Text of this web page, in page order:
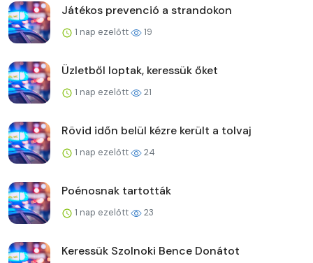
Játékos prevenció a strandokon
1 nap ezelőtt 19
Üzletből loptak, keressük őket
1 nap ezelőtt 21
Rövid időn belül kézre került a tolvaj
1 nap ezelőtt 24
Poénosnak tartották
1 nap ezelőtt 23
Keressük Szolnoki Bence Donátot